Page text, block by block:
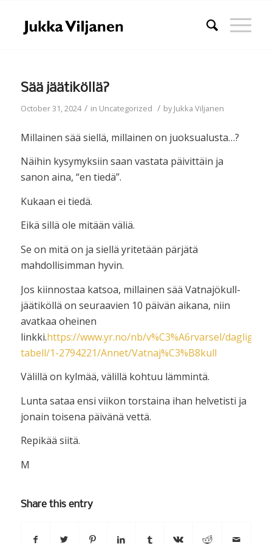
Sää jäätiköllä?
October 31, 2024 / in Uncategorized / byJukka Viljanen
Millainen sää siellä, millainen on juoksualusta…?
Näihin kysymyksiin saan vastata päivittäin ja
sanon aina, “en tiedä”.
Kukaan ei tiedä.
Eikä sillä ole mitään väliä.
Se on mitä on ja siellä yritetään pärjätä
mahdollisimman hyvin.
Jos kiinnostaa katsoa, millainen sää Vatnajökull-
jäätiköllä on seuraavien 10 päivän aikana, niin
avatkaa oheinen
linkki.https://www.yr.no/nb/v%C3%A6rvarsel/daglig-
tabell/1-2794221/Annet/Vatnaj%C3%B8kull
Välillä on kylmää, välillä kohtuu lämmintä.
Lunta sataa ensi viikon torstaina ihan helvetisti ja
jonain toisena päivänä vettä.
Repikää siitä.
M
Share this entry